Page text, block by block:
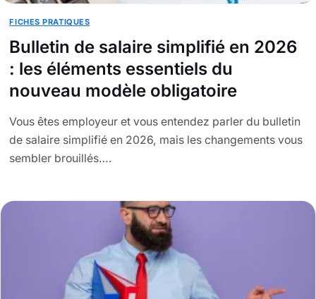
FICHES PRATIQUES
Bulletin de salaire simplifié en 2026
: les éléments essentiels du
nouveau modèle obligatoire
Vous êtes employeur et vous entendez parler du bulletin
de salaire simplifié en 2026, mais les changements vous
sembler brouillés….